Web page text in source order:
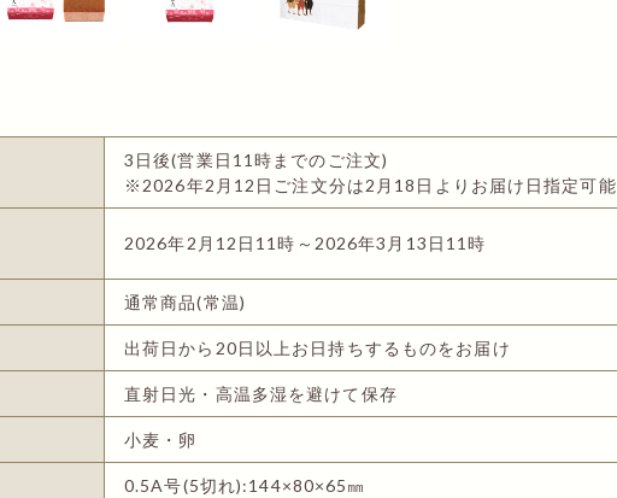
3日後(営業日11時までのご注文)
※2026年2月12日ご注文分は2月18日よりお届け日指定可能
2026年2月12日11時～2026年3月13日11時
通常商品(常温)
出荷日から20日以上お日持ちするものをお届け
直射日光・高温多湿を避けて保存
小麦・卵
0.5A号(5切れ):144×80×65㎜